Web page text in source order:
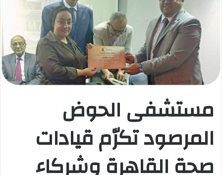
ي
ا
مستشفى الحوض
المرصود تكرّم قيادات
صحة القاهرة وشركاء